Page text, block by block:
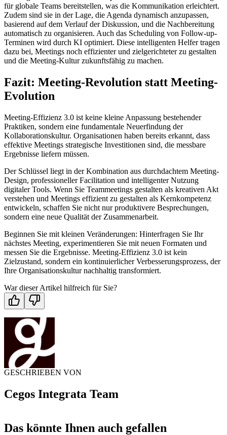
für globale Teams bereitstellen, was die Kommunikation erleichtert.
Zudem sind sie in der Lage, die Agenda dynamisch anzupassen,
basierend auf dem Verlauf der Diskussion, und die Nachbereitung
automatisch zu organisieren. Auch das Scheduling von Follow-up-
Terminen wird durch KI optimiert. Diese intelligenten Helfer tragen
dazu bei, Meetings noch effizienter und zielgerichteter zu gestalten
und die Meeting-Kultur zukunftsfähig zu machen.
Fazit: Meeting-Revolution statt Meeting-
Evolution
Meeting-Effizienz 3.0 ist keine kleine Anpassung bestehender
Praktiken, sondern eine fundamentale Neuerfindung der
Kollaborationskultur. Organisationen haben bereits erkannt, dass
effektive Meetings strategische Investitionen sind, die messbare
Ergebnisse liefern müssen.
Der Schlüssel liegt in der Kombination aus durchdachtem Meeting-
Design, professioneller Facilitation und intelligenter Nutzung
digitaler Tools. Wenn Sie Teammeetings gestalten als kreativen Akt
verstehen und Meetings effizient zu gestalten als Kernkompetenz
entwickeln, schaffen Sie nicht nur produktivere Besprechungen,
sondern eine neue Qualität der Zusammenarbeit.
Beginnen Sie mit kleinen Veränderungen: Hinterfragen Sie Ihr
nächstes Meeting, experimentieren Sie mit neuen Formaten und
messen Sie die Ergebnisse. Meeting-Effizienz 3.0 ist kein
Zielzustand, sondern ein kontinuierlicher Verbesserungsprozess, der
Ihre Organisationskultur nachhaltig transformiert.
War dieser Artikel hilfreich für Sie?
GESCHRIEBEN VON
Cegos Integrata Team
Das könnte Ihnen auch gefallen